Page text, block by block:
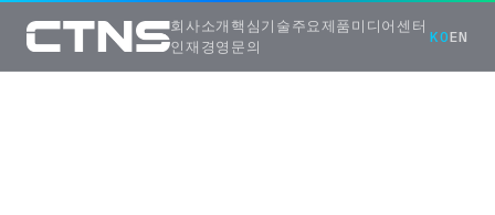
회사소개 핵심기술주요제품미디어센터
인재경영 문의
KOEN